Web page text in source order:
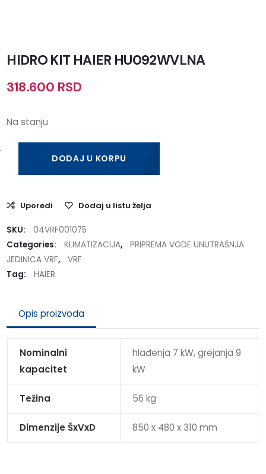
HIDRO KIT HAIER HU092WVLNA
318.600 RSD
Na stanju
DODAJ U KORPU
Uporedi Dodaj u listu želja
SKU:
04VRF001075
Categories:
KLIMATIZACIJA,
PRIPREMA VODE UNUTRAŠNJA
JEDINICA VRF,
VRF
Tag:
HAIER
Opis proizvoda
Nominalni
kapacitet
hlađenja 7 kW, grejanja 9
kW
Težina 56 kg
Dimenzije ŠxVxD 850 x 480 x 310 mm